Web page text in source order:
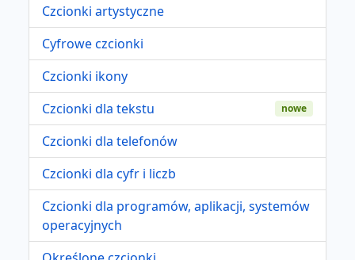
Czcionki artystyczne
Cyfrowe czcionki
Czcionki ikony
Czcionki dla tekstu
nowe
Czcionki dla telefonów
Czcionki dla cyfr i liczb
Czcionki dla programów, aplikacji, systemów
operacyjnych